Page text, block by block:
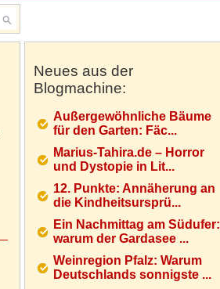
Neues aus der
Blogmachine:
Außergewöhnliche Bäume
für den Garten: Fäc...
Marius-Tahira.de – Horror
und Dystopie in Lit...
12. Punkte: Annäherung an
die Kindheitsursprü...
Ein Nachmittag am Südufer:
warum der Gardasee ...
Weinregion Pfalz: Warum
Deutschlands sonnigste ...